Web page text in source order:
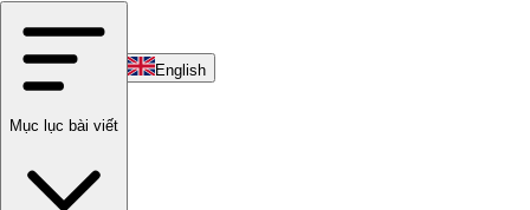
Liên hệ
Tiếng Việt English
Mục lục bài viết